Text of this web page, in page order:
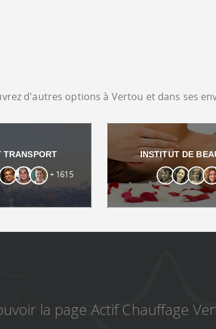
d'autres options à Vertou et dans ses
TRANSPORT
+ 1615
INSTITUT DE
la page Actif Chauffage